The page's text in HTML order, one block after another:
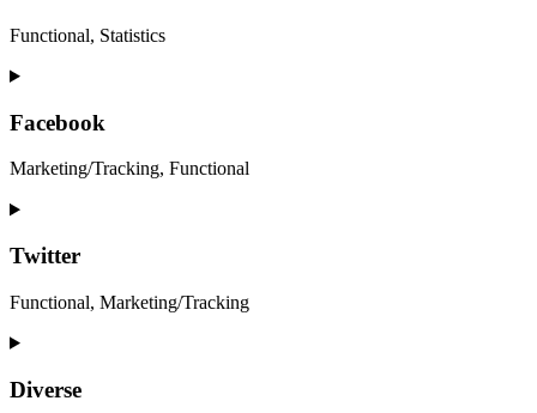
Functional, Statistics
Consent
service
Facebook
Marketing/Tracking, Functional
Consent
service
Twitter
Functional, Marketing/Tracking
Consent
service
Diverse